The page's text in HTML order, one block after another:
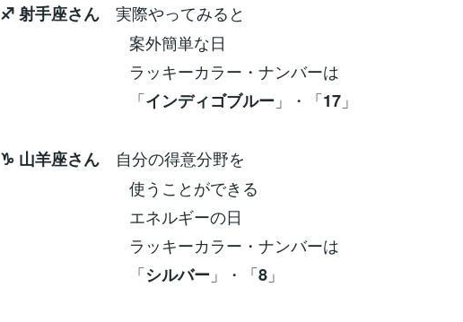
♐ 射手座さん 実際やってみると
案外簡単な日
ラッキーカラー・ナンバーは
「インディゴブルー 」・「17 」
♑ 山羊座さん 自分の得意分野を
使うことができる
エネルギーの日
ラッキーカラー・ナンバーは
「シルバー 」・「8 」